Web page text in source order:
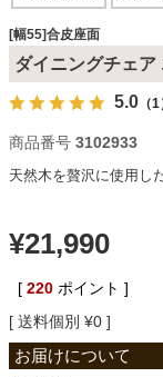
ダイニング
椅子・チェ
収納家具
[幅55]合皮座面
ダイニングチェ
5.0 （1
商品番号 3102933
天然木を贅沢に使用し
¥21,990
[ 220 ポイント ]
送料個別 ¥0